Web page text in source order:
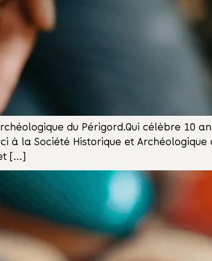
du Périgord.Qui célèbre 10
la Société Historique et Archéologique
[…]